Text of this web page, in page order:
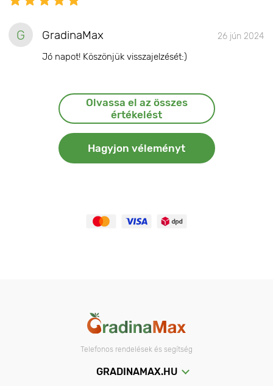
G GradinaMax 26 jún 2024
Jó napot! Köszönjük visszajelzését:)
Olvassa el az összes
értékelést
Hagyjon véleményt
Telefonos rendelések és segítség
GRADINAMAX.HU